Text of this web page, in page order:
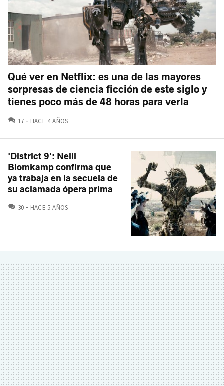
Qué ver en Netflix: es una de las mayores
sorpresas de ciencia ficción de este siglo y
tienes poco más de 48 horas para verla
17 COMENTARIOS
HACE 4 AÑOS
'District 9': Neill
Blomkamp confirma que
ya trabaja en la secuela de
su aclamada ópera prima
30 COMENTARIOS
HACE 5 AÑOS